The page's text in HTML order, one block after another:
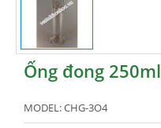
Ống đong 250ml
MODEL:CHG-3O4